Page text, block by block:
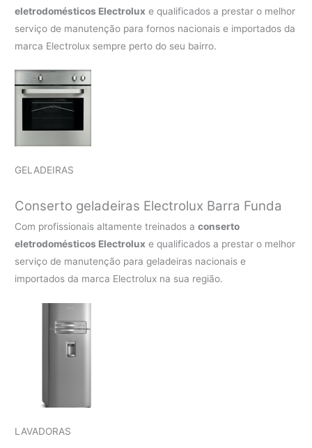
eletrodomésticos Electrolux e qualificados a prestar o melhor
serviço de manutenção para fornos nacionais e importados da
marca Electrolux sempre perto do seu bairro.
GELADEIRAS
Conserto geladeiras Electrolux Barra Funda
Com profissionais altamente treinados aconserto
eletrodomésticos Electrolux e qualificados a prestar o melhor
serviço de manutenção para geladeiras nacionais e
importados da marca Electrolux na sua região.
LAVADORAS